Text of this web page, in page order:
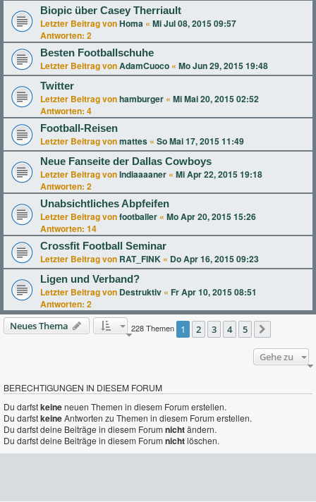
Biopic über Casey Therriault
Letzter Beitrag vonHoma « Mi Jul 08, 2015 09:57
Antworten: 2
Besten Footballschuhe
Letzter Beitrag vonAdamCuoco « Mo Jun 29, 2015 19:48
Twitter
Letzter Beitrag vonhamburger « Mi Mai 20, 2015 02:52
Antworten: 4
Football-Reisen
Letzter Beitrag vonmattes « So Mai 17, 2015 11:49
Neue Fanseite der Dallas Cowboys
Letzter Beitrag vonIndiaaaaner « Mi Apr 22, 2015 19:18
Antworten: 2
Unabsichtliches Abpfeifen
Letzter Beitrag vonfootballer « Mo Apr 20, 2015 15:26
Antworten: 14
Crossfit Football Seminar
Letzter Beitrag von RAT_FINK « Do Apr 16, 2015 09:23
Ligen und Verband?
Letzter Beitrag von Destruktiv « Fr Apr 10, 2015 08:51
Antworten: 2
Neues Thema
228 Themen 1 2 3 4 5
Gehe zu
BERECHTIGUNGEN IN DIESEM FORUM
Du darfstkeineneuen Themen in diesem Forum erstellen.
Du darfstkeineAntworten zu Themen in diesem Forum erstellen.
Du darfst deine Beiträge in diesem Forumnichtändern.
Du darfst deine Beiträge in diesem Forumnichtlöschen.